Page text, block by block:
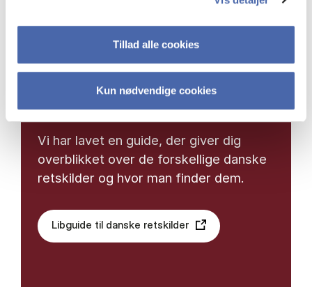
Tillad alle cookies
Kun nødvendige cookies
Hvis du synes, det er lidt svært at finde
rundt i de juridiske kilder, så er du ikke
Vi har lavet en guide, der giver dig
overblikket over de forskellige danske
retskilder og hvor man finder dem.
Libguide til danske retskilder